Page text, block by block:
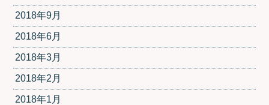
2018年9月
2018年6月
2018年3月
2018年2月
2018年1月